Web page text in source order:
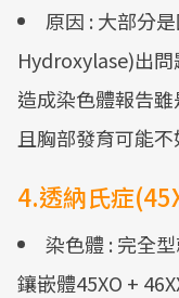
原因 : 大部分
Hydroxylase)出問
造成染色體報告
且胸部發育可能不
4.透納氏症
染色體 : 完全
鑲嵌體45XO +